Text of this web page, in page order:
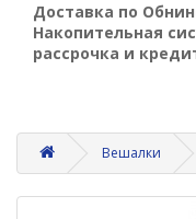
Доставка по
Накопительная
рассрочка и
Вешалки